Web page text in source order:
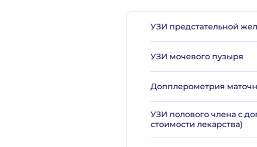
УЗИ предстательной
УЗИ мочевого пузыря
Допплерометрия
УЗИ полового члена с
стоимости лекарства)